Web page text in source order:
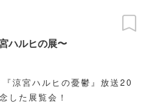
ハルヒの展〜
涼宮ハルヒの憂鬱』放送20
した展覧会！